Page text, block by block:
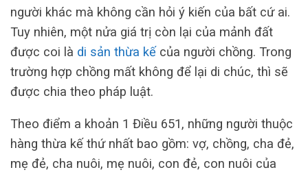
người khác mà không cần hỏi ý kiến của bất cứ ai.
Tuy nhiên, một nửa giá trị còn lại của mảnh đất
được coi là di sản thừa kếcủa người chồng. Trong
trường hợp chồng mất không để lại di chúc, thì sẽ
được chia theo pháp luật.
Theo điểm a khoản 1 Điều 651, những người thuộc
hàng thừa kế thứ nhất bao gồm: vợ, chồng, cha đẻ,
mẹ đẻ, cha nuôi, mẹ nuôi, con đẻ, con nuôi của